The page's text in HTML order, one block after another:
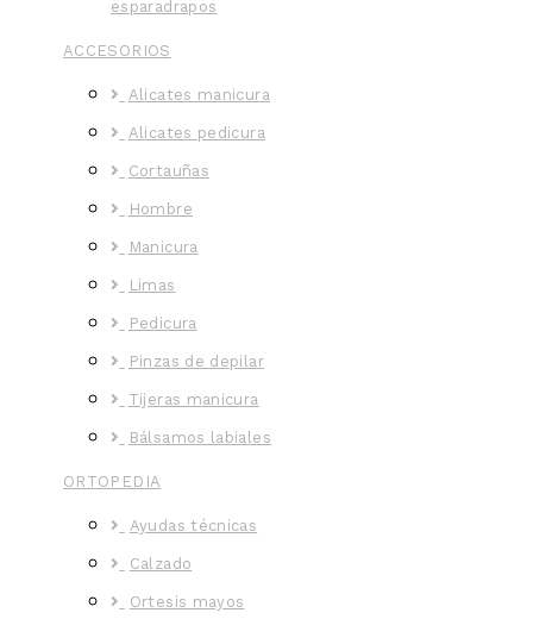
esparadrapos
ACCESORIOS
Alicates manicura
Alicates pedicura
Cortauñas
Hombre
Manicura
Limas
Pedicura
Pinzas de depilar
Tijeras manicura
Bálsamos labiales
ORTOPEDIA
Ayudas técnicas
Calzado
Ortesis mayos